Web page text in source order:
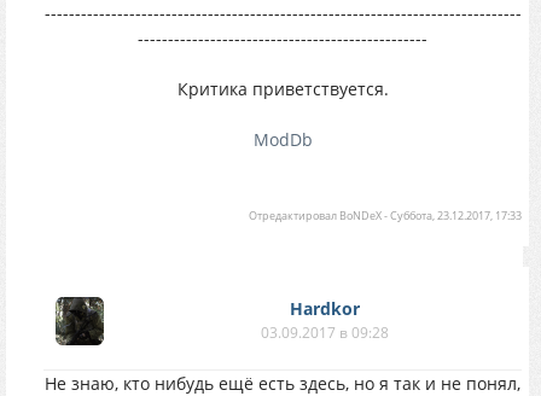
-------------------------------------------------------------------------------
------------------------------------------------
Критика приветствуется.
ModDb
Отредактировал BoNDeX-Суббота, 23.12.2017, 17:33
Hardkor
03.09.2017 в 09:28
Не знаю, кто нибудь ещё есть здесь, но я так и не понял,